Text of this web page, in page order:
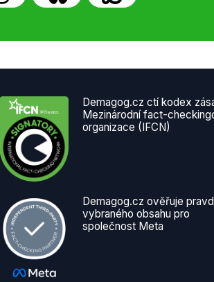
Demagog.cz ctí kodex
Mezinárodní fact-
organizace (IFCN)
Demagog.cz ověřuje
vybraného obsahu pro
společnost Meta